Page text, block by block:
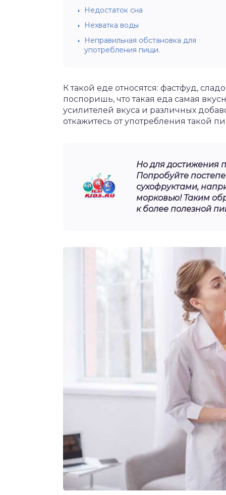
Недостаток сна
Нехватка воды
Неправильная обстановка для
употребления пищи.
К такой еде относятся: фастфуд,
поспоришь, что такая еда самая
усилителей вкуса и различных
откажитесь от употребления такой
Но для достижения
Попробуйте
сухофруктами,
морковью! Таким
к более полезной